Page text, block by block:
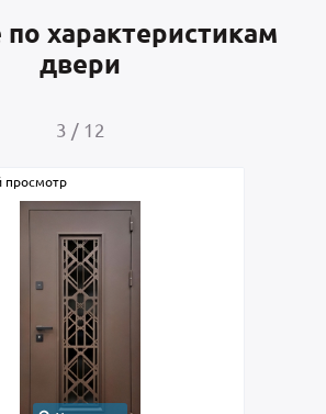
характеристикам
двери
4 / 12
просмотр